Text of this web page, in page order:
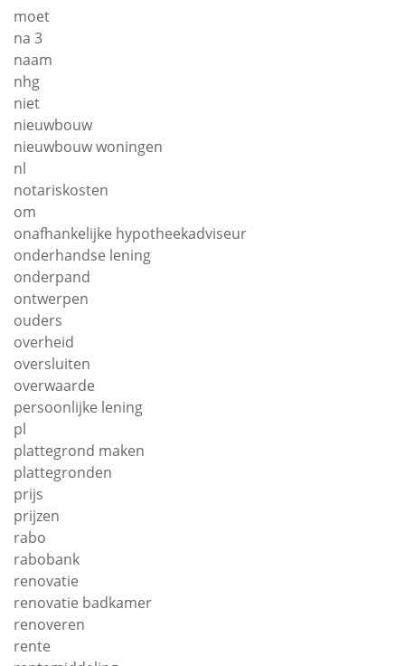
moet
na 3
naam
nhg
niet
nieuwbouw
nieuwbouw woningen
nl
notariskosten
om
onafhankelijke hypotheekadviseur
onderhandse lening
onderpand
ontwerpen
ouders
overheid
oversluiten
overwaarde
persoonlijke lening
pl
plattegrond maken
plattegronden
prijs
prijzen
rabo
rabobank
renovatie
renovatie badkamer
renoveren
rente